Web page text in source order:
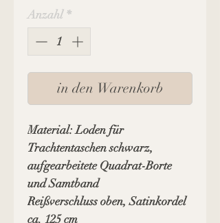
Anzahl *
in den Warenkorb
Material: Loden für
Trachtentaschen schwarz,
aufgearbeitete Quadrat-Borte
und Samtband
Reißverschluss oben, Satinkordel
ca. 125 cm